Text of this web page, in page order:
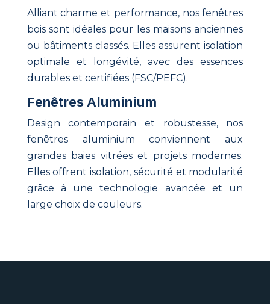
Alliant charme et performance, nos fenêtres
bois sont idéales pour les maisons anciennes
ou bâtiments classés. Elles assurent isolation
optimale et longévité, avec des essences
durables et certifiées (FSC/PEFC).
Fenêtres Aluminium
Design contemporain et robustesse, nos
fenêtres aluminium conviennent aux
grandes baies vitrées et projets modernes.
Elles offrent isolation, sécurité et modularité
grâce à une technologie avancée et un
large choix de couleurs.